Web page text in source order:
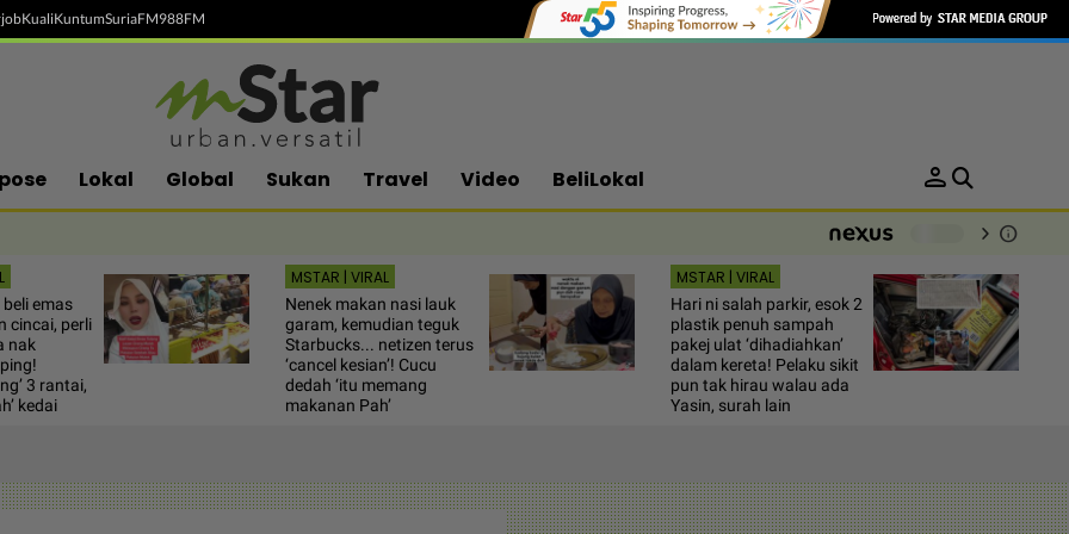
KualiKuntumSuriaFM988FM
Lokal Global Sukan Travel Video BeliLokal person
chevron_right info
emas
cincai, perli
nak
3 rantai,
kedai
MSTAR | VIRAL
Nenek makan nasi lauk
garam, kemudian teguk
Starbucks... netizen terus
‘cancel kesian’! Cucu
dedah ‘itu memang
makanan Pah’
MSTAR | VIRAL
Hari ni salah parkir, esok 2
plastik penuh sampah
pakej ulat ‘dihadiahkan’
dalam kereta! Pelaku sikit
pun tak hirau walau ada
Yasin, surah lain